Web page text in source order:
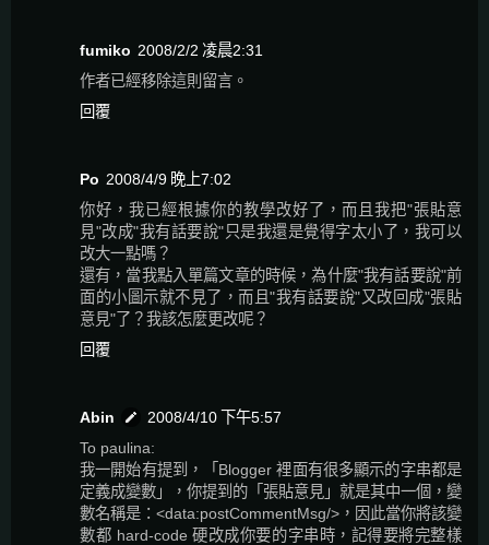
fumiko 2008/2/2 凌晨2:31
作者已經移除這則留言。
回覆
Po 2008/4/9 晚上7:02
你好，我已經根據你的教學改好了，而且我把"張貼意
見"改成"我有話要說"只是我還是覺得字太小了，我可以
改大一點嗎？
還有，當我點入單篇文章的時候，為什麼"我有話要說"前
面的小圖示就不見了，而且"我有話要說"又改回成"張貼
意見"了？我該怎麼更改呢？
回覆
Abin
2008/4/10 下午5:57
To paulina:
我一開始有提到，「Blogger 裡面有很多顯示的字串都是
定義成變數」，你提到的「張貼意見」就是其中一個，變
數名稱是：<data:postCommentMsg/>，因此當你將該變
數都 hard-code 硬改成你要的字串時，記得要將完整樣